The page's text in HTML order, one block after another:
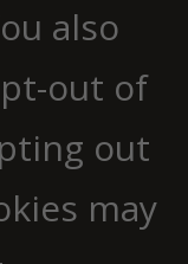
also
out of
out
may